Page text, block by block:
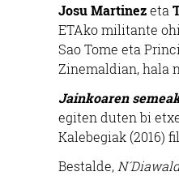
Josu Martinezeta
ETAko militante
Sao Tome eta
Zinemaldian, hala
Jainkoaren
egiten duten bi
Kalebegiak (2016)
Bestalde,